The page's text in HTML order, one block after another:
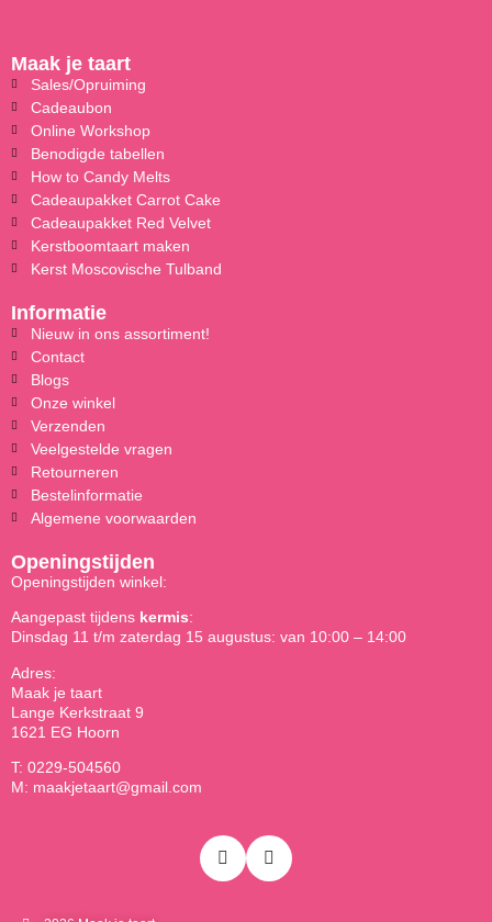
Maak je taart
Sales/Opruiming
Cadeaubon
Online Workshop
Benodigde tabellen
How to Candy Melts
Cadeaupakket Carrot Cake
Cadeaupakket Red Velvet
Kerstboomtaart maken
Kerst Moscovische Tulband
Informatie
Nieuw in ons assortiment!
Contact
Blogs
Onze winkel
Verzenden
Veelgestelde vragen
Retourneren
Bestelinformatie
Algemene voorwaarden
Openingstijden
Openingstijden winkel:
Aangepast tijdens kermis:
Dinsdag 11 t/m zaterdag 15 augustus: van 10:00 – 14:00
Adres:
Maak je taart
Lange Kerkstraat 9
1621 EG Hoorn
T: 0229-504560
M: maakjetaart@gmail.com